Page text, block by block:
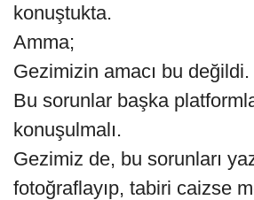
konuştukta.
Amma;
Gezimizin amacı bu değildi.
Bu sorunlar başka
konuşulmalı.
Gezimiz de, bu sorunları
fotoğraflayıp, tabiri caizse